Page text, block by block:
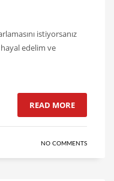
istiyorsanız
edelim ve
READ MORE
NO COMMENTS